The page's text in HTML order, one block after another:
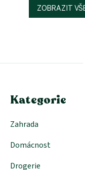
ZOBRAZIT
a
Kategorie
Zahrada
Domácnost
Drogerie